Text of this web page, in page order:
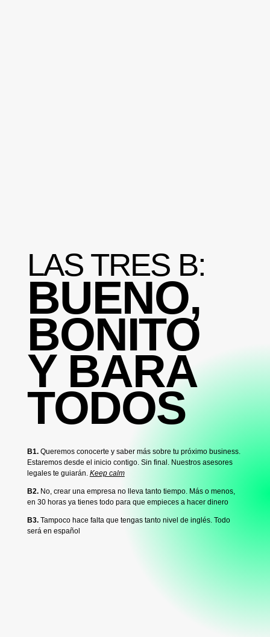
LAS TRES B:
BUENO,
BONITO
Y BARA
TODOS
B1.Queremos conocerte y saber más sobre tu próximo business.
Estaremos desde el inicio contigo. Sin final. Nuestros asesores
legales te guiarán. Keep calm
B2.No, crear una empresa no lleva tanto tiempo. Más o menos,
en 30 horas ya tienes todo para que empieces a hacer dinero
B3.Tampoco hace falta que tengas tanto nivel de inglés. Todo
será en español